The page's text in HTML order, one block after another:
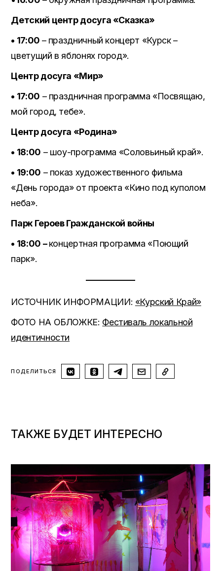
Детский центр досуга «Сказка»
• 17:00 – праздничный концерт «Курск –
цветущий в яблонях город».
Центр досуга «Мир»
• 17:00 – праздничная программа «Посвящаю,
мой город, тебе».
Центр досуга «Родина»
• 18:00 – шоу-программа «Соловьиный край».
• 19:00 – показ художественного фильма
«День города» от проекта «Кино под куполом
неба».
Парк Героев Гражданской войны
• 18:00 –концертная программа «Поющий
парк».
ИСТОЧНИК ИНФОРМАЦИИ: «Курский Край»
ФОТО НА ОБЛОЖКЕ: Фестиваль локальной
идентичности
ПОДЕЛИТЬСЯ
ТАКЖЕ БУДЕТ ИНТЕРЕСНО